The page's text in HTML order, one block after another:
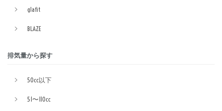
glafit
BLAZE
排気量から探す
50cc以下
51〜110cc